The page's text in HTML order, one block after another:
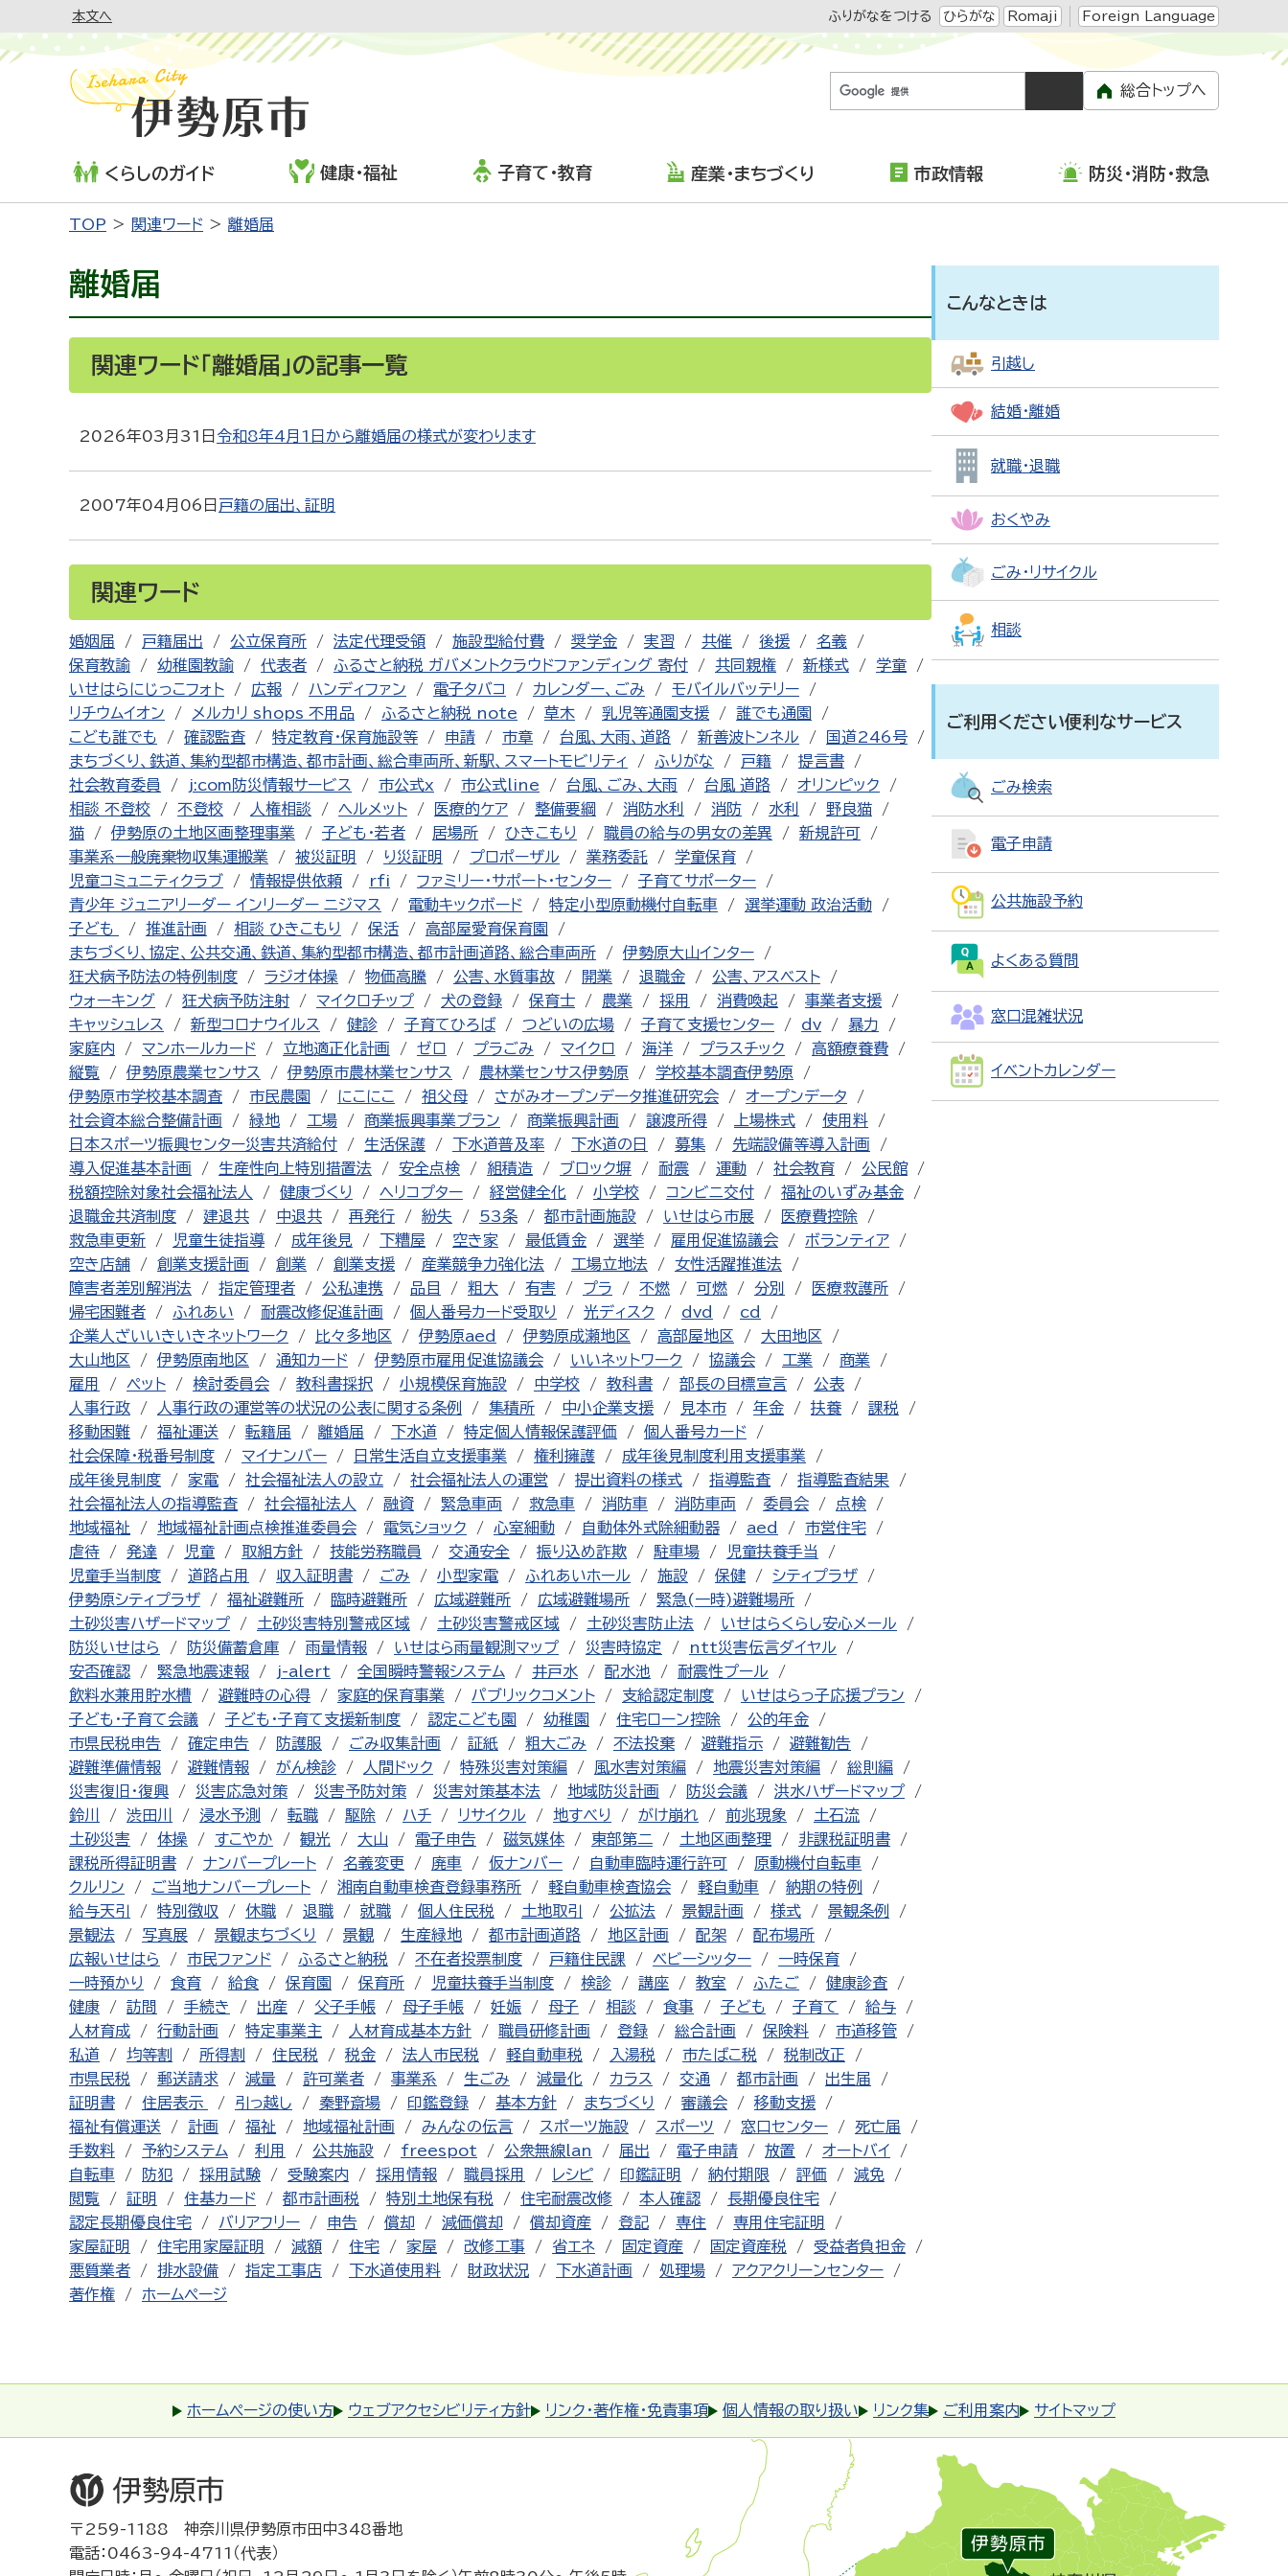
本文へ ふりがなをつける ひらがな Romaji Foreign Language
総合トップへ
くらしのガイド 健康・福祉 子育て・教育 産業・まちづくり 市政情報 防災・消防・救急
TOP 関連ワード 離婚届
離婚届
関連ワード「離婚届」の記事一覧
2026年03月31日 令和8年4月1日から離婚届の様式が変わります
2007年04月06日 戸籍の届出、証明
関連ワード
婚姻届 戸籍届出 公立保育所 法定代理受領 施設型給付費 奨学金 実習 共催 後援
名義
保育教諭
幼稚園教諭 代表者 ふるさと納税 ガバメントクラウドファンディング 寄付 共同親権 新様式
学童
いせはらにじっこフォト
広報 ハンディファン 電子タバコ カレンダー、ごみ
モバイルバッテリー
リチウムイオン
メルカリ shops 不用品 ふるさと納税 note 草木 乳児等通園支援
誰でも通園
こども誰でも
確認監査 特定教育・保育施設等 申請 市章 台風、大雨、道路 新善波トンネル
国道246号
まちづくり、鉄道、集約型都市構造、都市計画、総合車両所、新駅、スマートモビリティ
ふりがな 戸籍
提言書
社会教育委員
j:com防災情報サービス 市公式x 市公式line 台風、ごみ、大雨 台風 道路
オリンピック
相談 不登校
不登校 人権相談 ヘルメット 医療的ケア 整備要綱 消防水利 消防 水利
野良猫
猫
伊勢原の土地区画整理事業 子ども・若者 居場所 ひきこもり 職員の給与の男女の差異
新規許可
事業系一般廃棄物収集運搬業
被災証明 り災証明 プロポーザル 業務委託
学童保育
児童コミュニティクラブ
情報提供依頼 rfi ファミリー・サポート・センター
子育てサポーター
青少年 ジュニアリーダー インリーダー ニジマス
電動キックボード 特定小型原動機付自転車
選挙運動 政治活動
子ども
推進計画 相談 ひきこもり 保活
高部屋愛育保育園
まちづくり、協定、公共交通、鉄道、集約型都市構造、都市計画道路、総合車両所
伊勢原大山インター
狂犬病予防法の特例制度
ラジオ体操 物価高騰 公害、水質事故 開業 退職金
公害、アスベスト
ウォーキング
狂犬病予防注射 マイクロチップ 犬の登録 保育士 農業 採用 消費喚起
事業者支援
キャッシュレス
新型コロナウイルス 健診 子育てひろば つどいの広場 子育て支援センター dv
暴力
家庭内
マンホールカード 立地適正化計画 ゼロ プラごみ マイクロ 海洋 プラスチック
高額療養費
縦覧
伊勢原農業センサス 伊勢原市農林業センサス 農林業センサス伊勢原
学校基本調査伊勢原
伊勢原市学校基本調査
市民農園 にこにこ 祖父母 さがみオープンデータ推進研究会
オープンデータ
社会資本総合整備計画
緑地 工場 商業振興事業プラン 商業振興計画 譲渡所得 上場株式
使用料
日本スポーツ振興センター災害共済給付
生活保護 下水道普及率 下水道の日 募集
先端設備等導入計画
導入促進基本計画
生産性向上特別措置法 安全点検 組積造 ブロック塀 耐震 運動 社会教育
公民館
税額控除対象社会福祉法人
健康づくり ヘリコプター 経営健全化 小学校 コンビニ交付
福祉のいずみ基金
退職金共済制度
建退共 中退共 再発行 紛失 53条 都市計画施設 いせはら市展
医療費控除
救急車更新
児童生徒指導 成年後見 下糟屋 空き家 最低賃金 選挙 雇用促進協議会
ボランティア
空き店舗
創業支援計画 創業 創業支援 産業競争力強化法 工場立地法
女性活躍推進法
障害者差別解消法
指定管理者 公私連携 品目 粗大 有害 プラ 不燃 可燃 分別
医療救護所
帰宅困難者
ふれあい 耐震改修促進計画 個人番号カード受取り 光ディスク dvd
cd
企業人ざいいきいきネットワーク
比々多地区 伊勢原aed 伊勢原成瀬地区 高部屋地区
大田地区
大山地区
伊勢原南地区 通知カード 伊勢原市雇用促進協議会 いいネットワーク 協議会 工業
商業
雇用
ペット 検討委員会 教科書採択 小規模保育施設 中学校 教科書 部長の目標宣言
公表
人事行政
人事行政の運営等の状況の公表に関する条例 集積所 中小企業支援 見本市 年金 扶養
課税
移動困難
福祉運送 転籍届 離婚届 下水道 特定個人情報保護評価
個人番号カード
社会保障・税番号制度
マイナンバー 日常生活自立支援事業 権利擁護
成年後見制度利用支援事業
成年後見制度
家電 社会福祉法人の設立 社会福祉法人の運営 提出資料の様式 指導監査
指導監査結果
社会福祉法人の指導監査
社会福祉法人 融資 緊急車両 救急車 消防車 消防車両 委員会
点検
地域福祉
地域福祉計画点検推進委員会 電気ショック 心室細動 自動体外式除細動器 aed
市営住宅
虐待
発達 児童 取組方針 技能労務職員 交通安全 振り込め詐欺 駐車場
児童扶養手当
児童手当制度
道路占用 収入証明書 ごみ 小型家電 ふれあいホール 施設 保健
シティプラザ
伊勢原シティプラザ
福祉避難所 臨時避難所 広域避難所 広域避難場所
緊急(一時)避難場所
土砂災害ハザードマップ
土砂災害特別警戒区域 土砂災害警戒区域 土砂災害防止法
いせはらくらし安心メール
防災いせはら
防災備蓄倉庫 雨量情報 いせはら雨量観測マップ 災害時協定
ntt災害伝言ダイヤル
安否確認
緊急地震速報 j-alert 全国瞬時警報システム 井戸水 配水池
耐震性プール
飲料水兼用貯水槽
避難時の心得 家庭的保育事業 パブリックコメント 支給認定制度
いせはらっ子応援プラン
子ども・子育て会議
子ども・子育て支援新制度 認定こども園 幼稚園 住宅ローン控除
公的年金
市県民税申告
確定申告 防護服 ごみ収集計画 証紙 粗大ごみ 不法投棄 避難指示
避難勧告
避難準備情報
避難情報 がん検診 人間ドック 特殊災害対策編 風水害対策編 地震災害対策編
総則編
災害復旧・復興
災害応急対策 災害予防対策 災害対策基本法 地域防災計画 防災会議
洪水ハザードマップ
鈴川
渋田川 浸水予測 転職 駆除 ハチ リサイクル 地すべり がけ崩れ 前兆現象
土石流
土砂災害
体操 すこやか 観光 大山 電子申告 磁気媒体 東部第二 土地区画整理
非課税証明書
課税所得証明書
ナンバープレート 名義変更 廃車 仮ナンバー 自動車臨時運行許可
原動機付自転車
クルリン
ご当地ナンバープレート 湘南自動車検査登録事務所 軽自動車検査協会 軽自動車
納期の特例
給与天引
特別徴収 休職 退職 就職 個人住民税 土地取引 公拡法 景観計画 様式
景観条例
景観法
写真展 景観まちづくり 景観 生産緑地 都市計画道路 地区計画 配架
配布場所
広報いせはら
市民ファンド ふるさと納税 不在者投票制度 戸籍住民課 ベビーシッター
一時保育
一時預かり
食育 給食 保育園 保育所 児童扶養手当制度 検診 講座 教室 ふたご
健康診査
健康
訪問 手続き 出産 父子手帳 母子手帳 妊娠 母子 相談 食事 子ども 子育て
給与
人材育成
行動計画 特定事業主 人材育成基本方針 職員研修計画 登録 総合計画 保険料
市道移管
私道
均等割 所得割 住民税 税金 法人市民税 軽自動車税 入湯税 市たばこ税
税制改正
市県民税
郵送請求 減量 許可業者 事業系 生ごみ 減量化 カラス 交通 都市計画
出生届
証明書
住居表示 引っ越し 秦野斎場 印鑑登録 基本方針 まちづくり 審議会
移動支援
福祉有償運送
計画 福祉 地域福祉計画 みんなの伝言 スポーツ施設 スポーツ 窓口センター
死亡届
手数料
予約システム 利用 公共施設 freespot 公衆無線lan 届出 電子申請 放置
オートバイ
自転車
防犯 採用試験 受験案内 採用情報 職員採用 レシピ 印鑑証明 納付期限 評価
減免
閲覧
証明 住基カード 都市計画税 特別土地保有税 住宅耐震改修 本人確認
長期優良住宅
認定長期優良住宅
バリアフリー 申告 償却 減価償却 償却資産 登記 専住
専用住宅証明
家屋証明
住宅用家屋証明 減額 住宅 家屋 改修工事 省エネ 固定資産 固定資産税
受益者負担金
悪質業者
排水設備 指定工事店 下水道使用料 財政状況 下水道計画 処理場
アクアクリーンセンター
著作権
ホームページ
こんなときは
引越し
結婚・離婚
就職・退職
おくやみ
ごみ・リサイクル
相談
ご利用ください便利なサービス
ごみ検索
電子申請
公共施設予約
よくある質問
窓口混雑状況
イベントカレンダー
ホームページの使い方 ウェブアクセシビリティ方針 リンク・著作権・免責事項 個人情報の取り扱い リンク集 ご利用案内 サイトマップ
〒259-1188 神奈川県伊勢原市田中348番地
電話：0463-94-4711（代表）